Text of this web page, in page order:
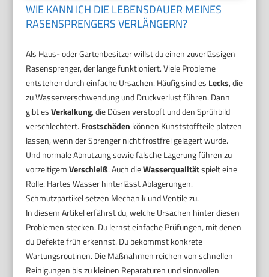
WIE KANN ICH DIE LEBENSDAUER MEINES
RASENSPRENGERS VERLÄNGERN?
Als Haus- oder Gartenbesitzer willst du einen zuverlässigen
Rasensprenger, der lange funktioniert. Viele Probleme
entstehen durch einfache Ursachen. Häufig sind es Lecks, die
zu Wasserverschwendung und Druckverlust führen. Dann
gibt esVerkalkung, die Düsen verstopft und den Sprühbild
verschlechtert. Frostschäden können Kunststoffteile platzen
lassen, wenn der Sprenger nicht frostfrei gelagert wurde.
Und normale Abnutzung sowie falsche Lagerung führen zu
vorzeitigemVerschleiß. Auch dieWasserqualitätspielt eine
Rolle. Hartes Wasser hinterlässt Ablagerungen.
Schmutzpartikel setzen Mechanik und Ventile zu.
In diesem Artikel erfährst du, welche Ursachen hinter diesen
Problemen stecken. Du lernst einfache Prüfungen, mit denen
du Defekte früh erkennst. Du bekommst konkrete
Wartungsroutinen. Die Maßnahmen reichen von schnellen
Reinigungen bis zu kleinen Reparaturen und sinnvollen